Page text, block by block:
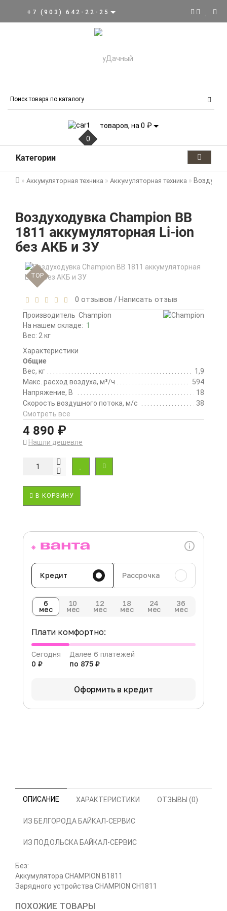
+7 (903) 642-22-25
0
товаров, на 0 ₽
Категории
Аккумуляторная техника Аккумуляторная техника
Воздуходувка Champion BB
1811 аккумуляторная Li-ion
без АКБ и ЗУ
TOP
0 отзывов /Написать отзыв
Производитель Champion
На нашем складе: 1
Вес: 2 кг
Характеристики
Общие
Вес, кг
1,9
Макс. расход воздуха, м³/ч
594
Напряжение, В
18
Скорость воздушного потока, м/с
38
Смотреть все
4 890 ₽
Нашли дешевле
В КОРЗИНУ
Кредит Рассрочка
6
мес
10
мес
12
мес
18
мес
24
мес
36
мес
Плати комфортно:
Сегодня
0 ₽
Далее 6 платежей
по 875 ₽
Оформить в кредит
ОПИСАНИЕ ХАРАКТЕРИСТИКИ ОТЗЫВЫ (0)
ИЗ БЕЛГОРОДА БАЙКАЛ-СЕРВИС
ИЗ ПОДОЛЬСКА БАЙКАЛ-СЕРВИС
Без:
Аккумулятора CHAMPION B1811
Зарядного устройства CHAMPION CH1811
ПОХОЖИЕ ТОВАРЫ